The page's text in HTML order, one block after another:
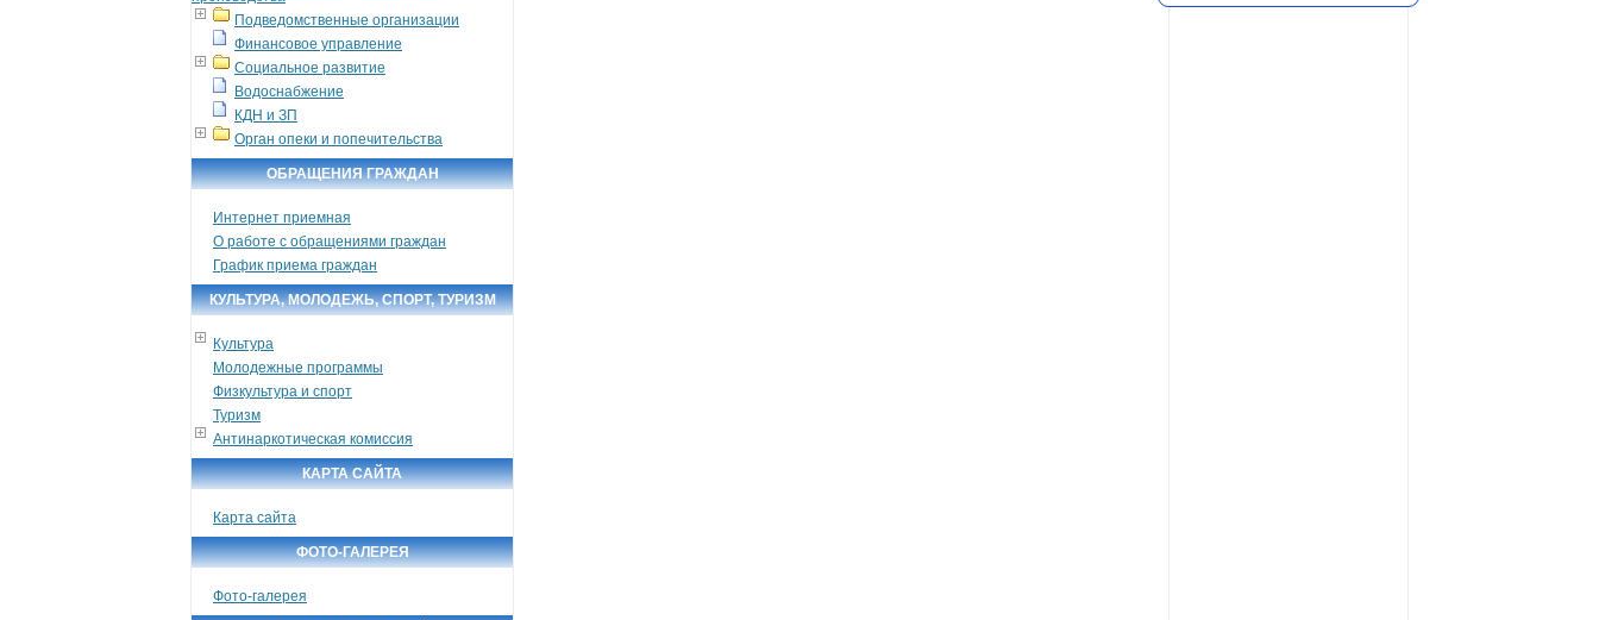
Подведомственные организации
Финансовое управление
Социальное развитие
Водоснабжение
КДН и ЗП
Орган опеки и попечительства
ОБРАЩЕНИЯ ГРАЖДАН
Интернет приемная
О работе с обращениями граждан
График приема граждан
КУЛЬТУРА, МОЛОДЕЖЬ, СПОРТ, ТУРИЗМ
Культура
Молодежные программы
Физкультура и спорт
Туризм
Антинаркотическая комиссия
КАРТА САЙТА
Карта сайта
ФОТО-ГАЛЕРЕЯ
Фото-галерея